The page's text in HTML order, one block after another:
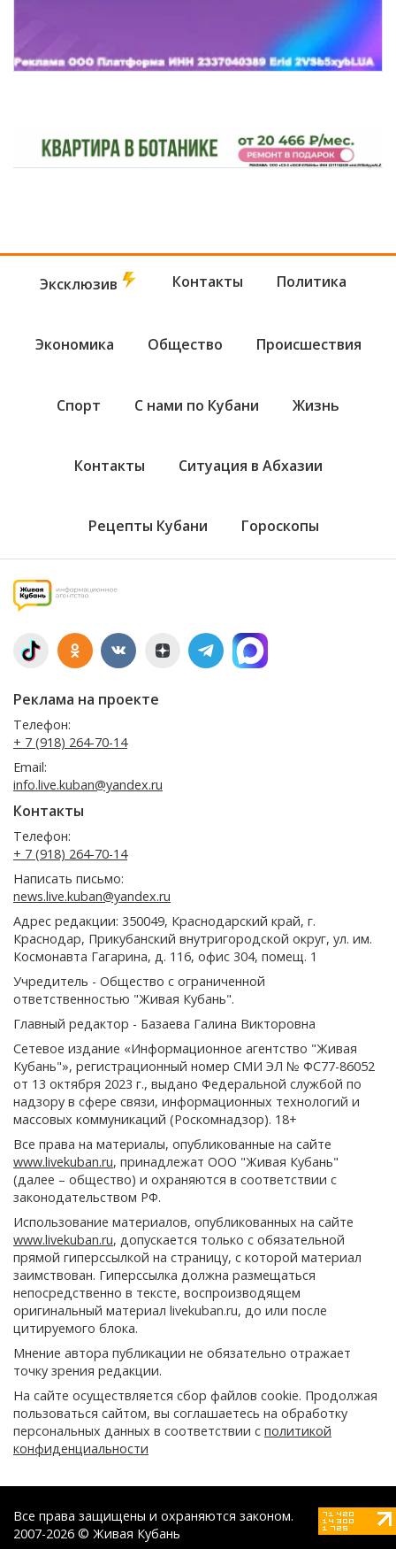
Эксклюзив Контакты Политика
Экономика Общество Происшествия
Спорт С нами по Кубани Жизнь
Контакты Ситуация в Абхазии
Рецепты Кубани Гороскопы
Реклама на проекте
Телефон:
+ 7 (918) 264-70-14
Email:
info.live.kuban@yandex.ru
Контакты
Телефон:
+ 7 (918) 264-70-14
Написать письмо:
news.live.kuban@yandex.ru
Адрес редакции: 350049, Краснодарский край, г.
Краснодар, Прикубанский внутригородской округ, ул. им.
Космонавта Гагарина, д. 116, офис 304, помещ. 1
Учредитель - Общество с ограниченной
ответственностью "Живая Кубань".
Главный редактор - Базаева Галина Викторовна
Сетевое издание «Информационное агентство "Живая
Кубань"», регистрационный номер СМИ ЭЛ № ФС77-86052
от 13 октября 2023 г., выдано Федеральной службой по
надзору в сфере связи, информационных технологий и
массовых коммуникаций (Роскомнадзор). 18+
Все права на материалы, опубликованные на сайте
www.livekuban.ru, принадлежат ООО "Живая Кубань"
(далее – общество) и охраняются в соответствии с
законодательством РФ.
Использование материалов, опубликованных на сайте
www.livekuban.ru, допускается только с обязательной
прямой гиперссылкой на страницу, с которой материал
заимствован. Гиперссылка должна размещаться
непосредственно в тексте, воспроизводящем
оригинальный материал livekuban.ru, до или после
цитируемого блока.
Мнение автора публикации не обязательно отражает
точку зрения редакции.
На сайте осуществляется сбор файлов cookie. Продолжая
пользоваться сайтом, вы соглашаетесь на обработку
персональных данных в соответствии с политикой
конфиденциальности
Все права защищены и охраняются законом.
2007-2026 © Живая Кубань